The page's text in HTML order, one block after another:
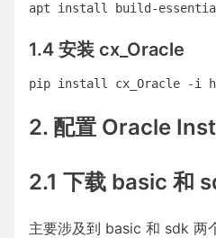
apt install build-
1.4 安装 cx_Oracle
pip install cx_Oracle -i
2. 配置 Oracle
2.1 下载 basic 和
主要涉及到 basic 和 sdk 两